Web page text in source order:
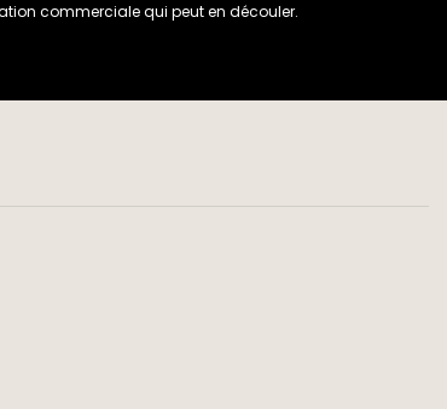
commerciale qui peut en découler.